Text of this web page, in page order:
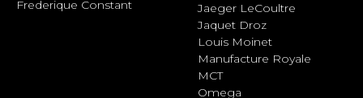
Frederique Constant
Jaeger LeCoultre
Jaquet Droz
Louis Moinet
Manufacture Royale
MCT
Omega